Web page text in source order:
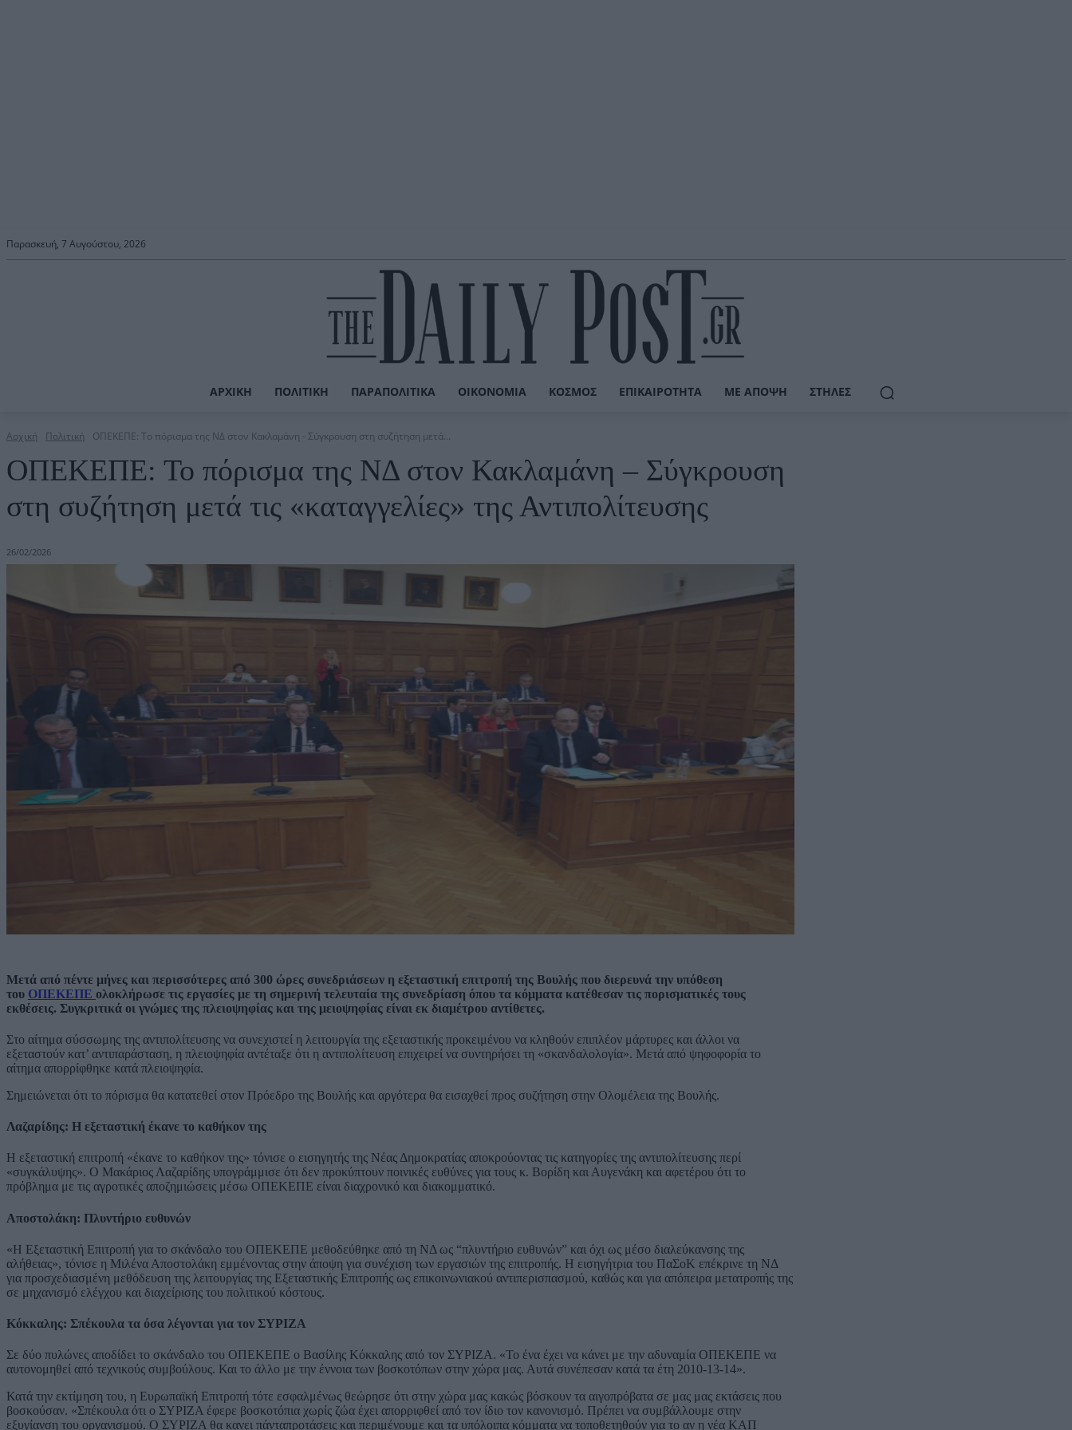
Παρασκευή, 7 Αυγούστου, 2026
ΑΡΧΙΚΉ ΠΟΛΙΤΙΚΉ ΠΑΡΑΠΟΛΙΤΙΚΆ ΟΙΚΟΝΟΜΊΑ ΚΌΣΜΟΣ ΕΠΙΚΑΙΡΌΤΗΤΑ ΜΕ ΆΠΟΨΗ ΣΤΉΛΕΣ
Αρχική Πολιτική ΟΠΕΚΕΠΕ: Το πόρισμα της ΝΔ στον Κακλαμάνη - Σύγκρουση στη συζήτηση μετά...
ΟΠΕΚΕΠΕ: Το πόρισμα της ΝΔ στον Κακλαμάνη – Σύγκρουση
στη συζήτηση μετά τις «καταγγελίες» της Αντιπολίτευσης
26/02/2026
Μετά από πέντε μήνες και περισσότερες από 300 ώρες συνεδριάσεων η εξεταστική επιτροπή της Βουλής που διερευνά την υπόθεση
του ΟΠΕΚΕΠΕ ολοκλήρωσε τις εργασίες με τη σημερινή τελευταία της συνεδρίαση όπου τα κόμματα κατέθεσαν τις πορισματικές τους
εκθέσεις. Συγκριτικά οι γνώμες της πλειοψηφίας και της μειοψηφίας είναι εκ διαμέτρου αντίθετες.
Στο αίτημα σύσσωμης της αντιπολίτευσης να συνεχιστεί η λειτουργία της εξεταστικής προκειμένου να κληθούν επιπλέον μάρτυρες και άλλοι να
εξεταστούν κατ’ αντιπαράσταση, η πλειοψηφία αντέταξε ότι η αντιπολίτευση επιχειρεί να συντηρήσει τη «σκανδαλολογία». Μετά από ψηφοφορία το
αίτημα απορρίφθηκε κατά πλειοψηφία.
Σημειώνεται ότι το πόρισμα θα κατατεθεί στον Πρόεδρο της Βουλής και αργότερα θα εισαχθεί προς συζήτηση στην Ολομέλεια της Βουλής.
Λαζαρίδης: Η εξεταστική έκανε το καθήκον της
Η εξεταστική επιτροπή «έκανε το καθήκον της» τόνισε ο εισηγητής της Νέας Δημοκρατίας αποκρούοντας τις κατηγορίες της αντιπολίτευσης περί
«συγκάλυψης». Ο Μακάριος Λαζαρίδης υπογράμμισε ότι δεν προκύπτουν ποινικές ευθύνες για τους κ. Βορίδη και Αυγενάκη και αφετέρου ότι το
πρόβλημα με τις αγροτικές αποζημιώσεις μέσω ΟΠΕΚΕΠΕ είναι διαχρονικό και διακομματικό.
Αποστολάκη: Πλυντήριο ευθυνών
«Η Εξεταστική Επιτροπή για το σκάνδαλο του ΟΠΕΚΕΠΕ μεθοδεύθηκε από τη ΝΔ ως “πλυντήριο ευθυνών” και όχι ως μέσο διαλεύκανσης της
αλήθειας», τόνισε η Μιλένα Αποστολάκη εμμένοντας στην άποψη για συνέχιση των εργασιών της επιτροπής. Η εισηγήτρια του ΠαΣοΚ επέκρινε τη ΝΔ
για προσχεδιασμένη μεθόδευση της λειτουργίας της Εξεταστικής Επιτροπής ως επικοινωνιακού αντιπερισπασμού, καθώς και για απόπειρα μετατροπής της
σε μηχανισμό ελέγχου και διαχείρισης του πολιτικού κόστους.
Κόκκαλης: Σπέκουλα τα όσα λέγονται για τον ΣΥΡΙΖΑ
Σε δύο πυλώνες αποδίδει το σκάνδαλο του ΟΠΕΚΕΠΕ ο Βασίλης Κόκκαλης από τον ΣΥΡΙΖΑ. «Το ένα έχει να κάνει με την αδυναμία ΟΠΕΚΕΠΕ να
αυτονομηθεί από τεχνικούς συμβούλους. Και το άλλο με την έννοια των βοσκοτόπων στην χώρα μας. Αυτά συνέπεσαν κατά τα έτη 2010-13-14».
Κατά την εκτίμηση του, η Ευρωπαϊκή Επιτροπή τότε εσφαλμένως θεώρησε ότι στην χώρα μας κακώς βόσκουν τα αιγοπρόβατα σε μας μας εκτάσεις που
βοσκούσαν. «Σπέκουλα ότι ο ΣΥΡΙΖΑ έφερε βοσκοτόπια χωρίς ζώα έχει απορριφθεί από τον ίδιο τον κανονισμό. Πρέπει να συμβάλλουμε στην
εξυγίανση του οργανισμού. Ο ΣΥΡΙΖΑ θα κανει πάνταπροτάσεις και περιμένουμε και τα υπόλοιπα κόμματα να τοποθετηθούν για το αν η νέα ΚΑΠ